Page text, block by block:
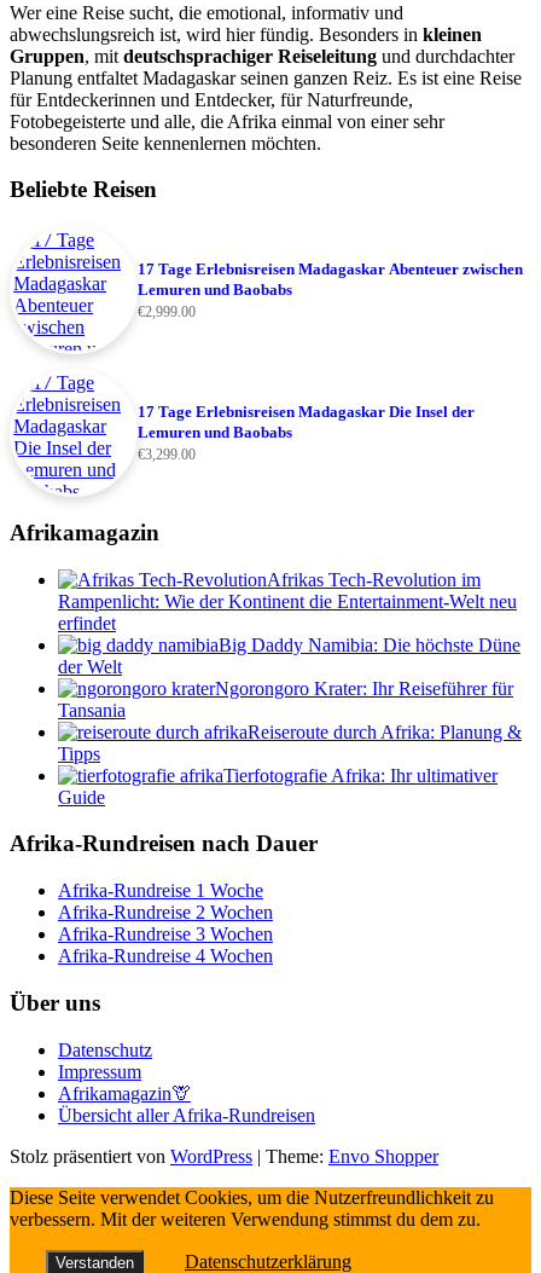
Wer eine Reise sucht, die emotional, informativ und
abwechslungsreich ist, wird hier fündig. Besonders in kleinen
Gruppen, mit deutschsprachiger Reiseleitung und durchdachter
Planung entfaltet Madagaskar seinen ganzen Reiz. Es ist eine Reise
für Entdeckerinnen und Entdecker, für Naturfreunde,
Fotobegeisterte und alle, die Afrika einmal von einer sehr
besonderen Seite kennenlernen möchten.
Beliebte Reisen
17 Tage Erlebnisreisen Madagaskar Abenteuer zwischen
Lemuren und Baobabs
€2,999.00
17 Tage Erlebnisreisen Madagaskar Die Insel der
Lemuren und Baobabs
€3,299.00
Afrikamagazin
Afrikas Tech-Revolution im
Rampenlicht: Wie der Kontinent die Entertainment-Welt neu
erfindet
Big Daddy Namibia: Die höchste Düne
der Welt
Ngorongoro Krater: Ihr Reiseführer für
Tansania
Reiseroute durch Afrika: Planung &
Tipps
Tierfotografie Afrika: Ihr ultimativer
Guide
Afrika-Rundreisen nach Dauer
Afrika-Rundreise 1 Woche
Afrika-Rundreise 2 Wochen
Afrika-Rundreise 3 Wochen
Afrika-Rundreise 4 Wochen
Über uns
Datenschutz
Impressum
Afrikamagazin🦒
Übersicht aller Afrika-Rundreisen
Stolz präsentiert von WordPress | Theme: Envo Shopper
Diese Seite verwendet Cookies, um die Nutzerfreundlichkeit zu
verbessern. Mit der weiteren Verwendung stimmst du dem zu.
Verstanden Datenschutzerklärung